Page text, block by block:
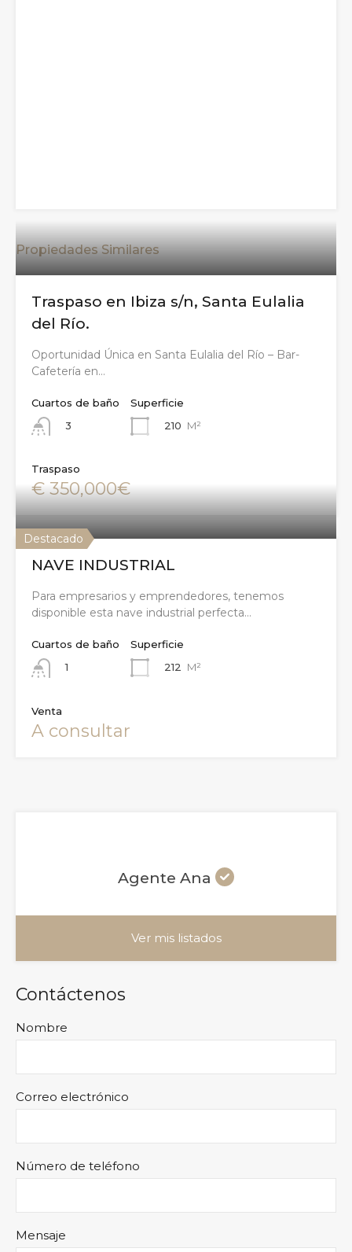
Propiedades Similares
Traspaso en Ibiza s/n, Santa Eulalia
del Río.
Oportunidad Única en Santa Eulalia del Río – Bar-
Cafetería en…
Cuartos de baño
3
Superficie
210 M²
Traspaso
€ 350,000€
Destacado
NAVE INDUSTRIAL
Para empresarios y emprendedores, tenemos
disponible esta nave industrial perfecta…
Cuartos de baño
1
Superficie
212 M²
Venta
A consultar
Agente Ana
Ver mis listados
Contáctenos
Nombre
Correo electrónico
Número de teléfono
Mensaje